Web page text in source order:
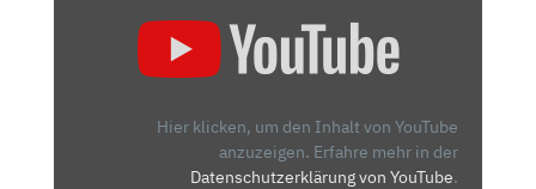
Hier klicken, um den Inhalt von YouTube
anzuzeigen. Erfahre mehr in der
Datenschutzerklärung von YouTube.